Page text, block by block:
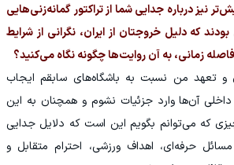
نیز درباره جدایی شما از تراکتور گمانه‌زنی‌هایی
که دلیل خروجتان از ایران، نگرانی از شرایط
زمانی، به آن روایت‌ها چگونه نگاه می‌کنید؟
و تعهد من نسبت به باشگاه‌های سابقم ایجاب
آن‌ها وارد جزئیات نشوم و همچنان به این
که می‌توانم بگویم این است که دلایل جدایی
حرفه‌ای، اهداف ورزشی، احترام متقابل و